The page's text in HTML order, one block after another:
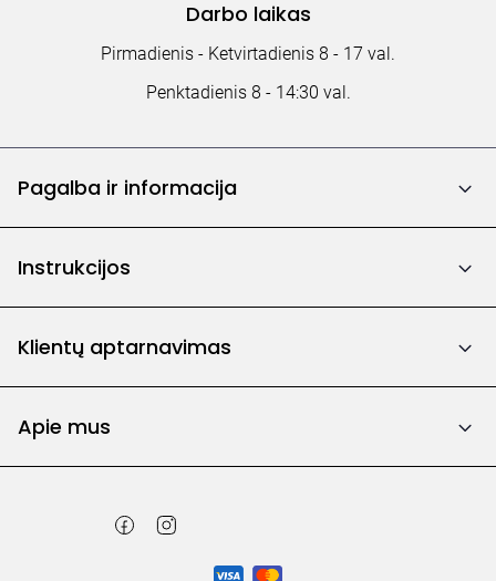
Darbo laikas
Pirmadienis - Ketvirtadienis 8 - 17 val.
Penktadienis 8 - 14:30 val.
Pagalba ir informacija
Instrukcijos
Klientų aptarnavimas
Apie mus